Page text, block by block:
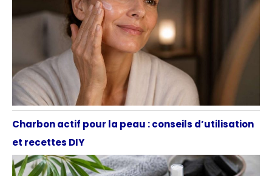
Charbon actif pour la peau : conseils d’utilisation
et recettes DIY